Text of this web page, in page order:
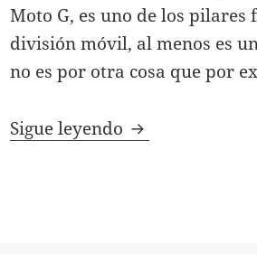
Moto G, es uno de los
división móvil, al menos es
no es por otra cosa que por
Sigue leyendo Filtrada la